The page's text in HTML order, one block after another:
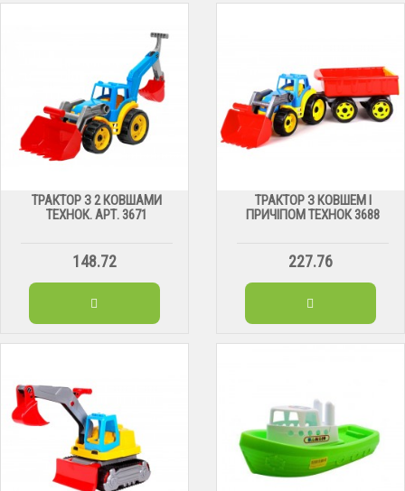
ТРАКТОР З 2 КОВШАМИ
ТЕХНОК. АРТ. 3671
148.72
ТРАКТОР З КОВШЕМ І
ПРИЧІПОМ ТЕХНОК 3688
227.76